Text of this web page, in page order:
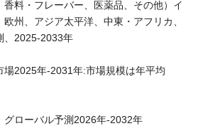
香料・フレーバー、医薬品、その他）イ
州、アジア太平洋、中東・アフリカ、
、2025-2033年
場2025年-2031年:市場規模は年平均
グローバル予測2026年-2032年